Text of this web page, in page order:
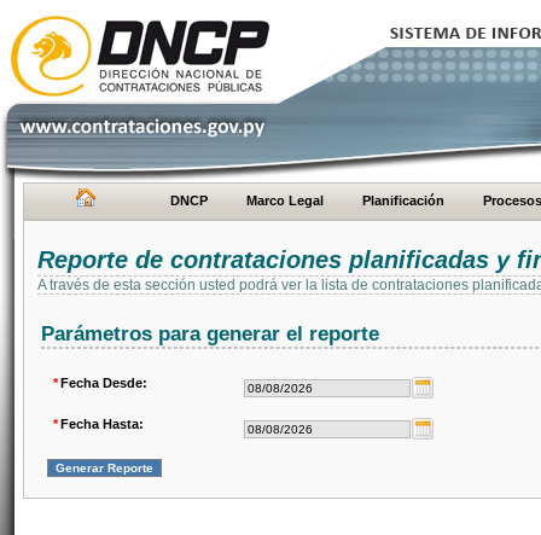
DNCP Marco Legal Planificación Procesos
Reporte de contrataciones planificadas y
A través de esta sección usted podrá ver la lista de contrataciones
Parámetros para generar el reporte
*Fecha Desde:
*Fecha Hasta: